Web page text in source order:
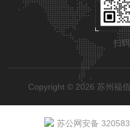
扫
Copyright © 2026 苏州福
苏公网安备